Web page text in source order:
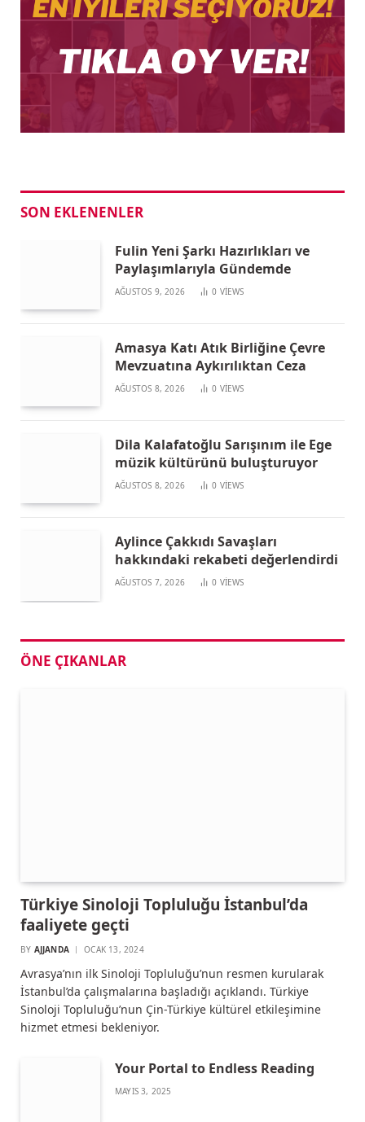
SON EKLENENLER
Fulin Yeni Şarkı Hazırlıkları ve
Paylaşımlarıyla Gündemde
AĞUSTOS 9, 2026 0 VIEWS
Amasya Katı Atık Birliğine Çevre
Mevzuatına Aykırılıktan Ceza
AĞUSTOS 8, 2026 0 VIEWS
Dila Kalafatoğlu Sarışınım ile Ege
müzik kültürünü buluşturuyor
AĞUSTOS 8, 2026 0 VIEWS
Aylince Çakkıdı Savaşları
hakkındaki rekabeti değerlendirdi
AĞUSTOS 7, 2026 0 VIEWS
ÖNE ÇIKANLAR
Türkiye Sinoloji Topluluğu İstanbul’da
faaliyete geçti
BY AJJANDA OCAK 13, 2024
Avrasya’nın ilk Sinoloji Topluluğu’nun resmen kurularak
İstanbul’da çalışmalarına başladığı açıklandı. Türkiye
Sinoloji Topluluğu’nun Çin-Türkiye kültürel etkileşimine
hizmet etmesi bekleniyor.
Your Portal to Endless Reading
MAYIS 3, 2025